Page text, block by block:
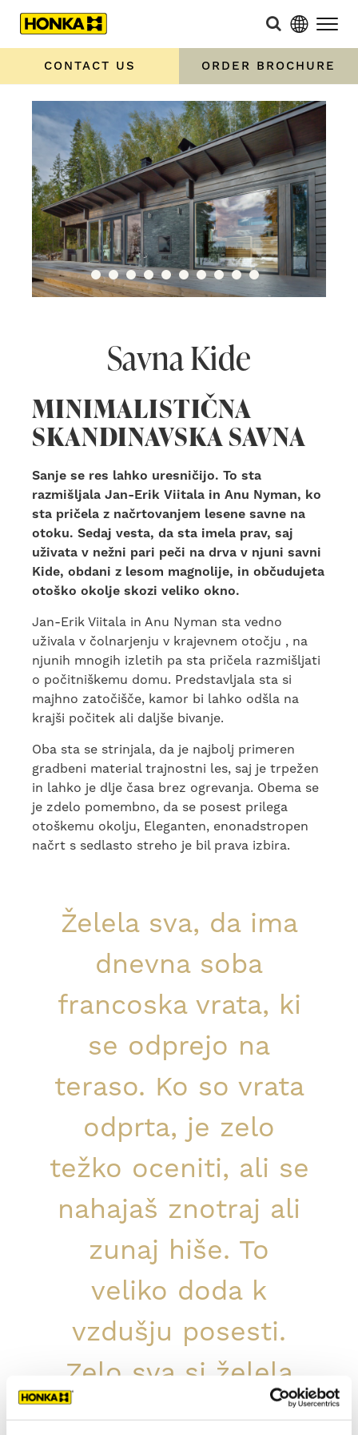
CONTACT US ORDER BROCHURE
Savna Kide
MINIMALISTIČNA
SKANDINAVSKA SAVNA
Sanje se res lahko uresničijo. To sta
razmišljala Jan-Erik Viitala in Anu Nyman, ko
sta pričela z načrtovanjem lesene savne na
otoku. Sedaj vesta, da sta imela prav, saj
uživata v nežni pari peči na drva v njuni savni
Kide, obdani z lesom magnolije, in občudujeta
otoško okolje skozi veliko okno.
Jan-Erik Viitala in Anu Nyman sta vedno
uživala v čolnarjenju v krajevnem otočju , na
njunih mnogih izletih pa sta pričela razmišljati
o počitniškemu domu. Predstavljala sta si
majhno zatočišče, kamor bi lahko odšla na
krajši počitek ali daljše bivanje.
Oba sta se strinjala, da je najbolj primeren
gradbeni material trajnostni les, saj je trpežen
in lahko je dlje časa brez ogrevanja. Obema se
je zdelo pomembno, da se posest prilega
otoškemu okolju, Eleganten, enonadstropen
načrt s sedlasto streho je bil prava izbira.
Želela sva, da ima
dnevna soba
francoska vrata, ki
se odprejo na
teraso. Ko so vrata
odprta, je zelo
težko oceniti, ali se
nahajaš znotraj ali
zunaj hiše. To
veliko doda k
vzdušju posesti.
Zelo sva si želela
ustvariti tak tok